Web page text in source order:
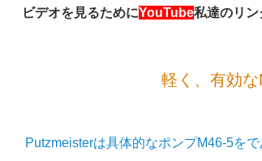
ビデオを見るためにYouTube私達のリ
軽く、有効
Putzmeisterは具体的なポンプM46-5を